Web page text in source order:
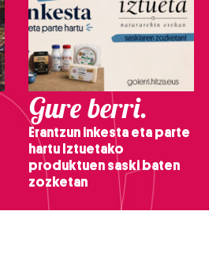
Gure berri.
Erantzun inkesta eta parte
hartu Iztuetako
produktuen saski baten
zozketan